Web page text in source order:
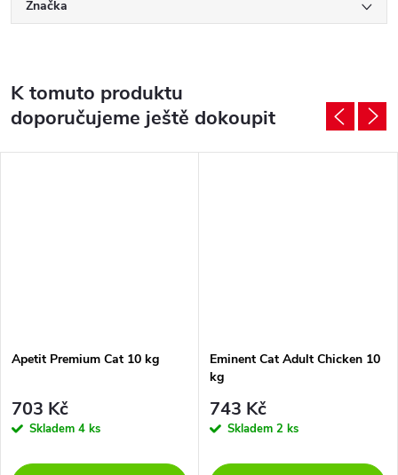
Značka
K tomuto produktu
doporučujeme ještě dokoupit
Apetit Premium Cat 10 kg
703 Kč
Skladem 4 ks
Eminent Cat Adult Chicken 10
kg
743 Kč
Skladem 2 ks